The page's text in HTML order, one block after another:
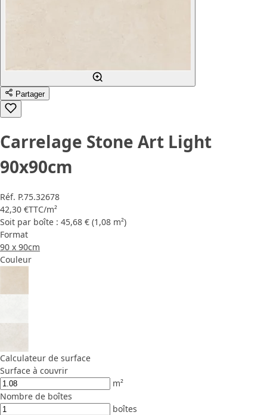
Partager
Carrelage Stone Art Light
90x90cm
Réf. P.75.32678
42,30 €TTC/m²
Soit par boîte : 45,68 € (1,08 m²)
Format
90 x 90cm
Couleur
Calculateur de surface
Surface à couvrir
m²
Nombre de boîtes
boîtes